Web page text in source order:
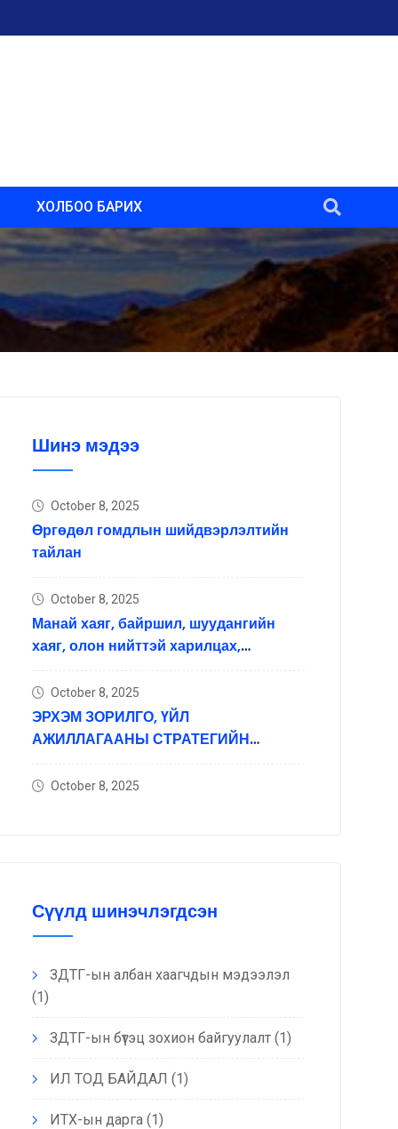
ХОЛБОО БАРИХ
Шинэ мэдээ
October 8, 2025
Өргөдөл гомдлын шийдвэрлэлтийн
тайлан
October 8, 2025
Манай хаяг, байршил, шуудангийн
хаяг, олон нийттэй харилцах,
сүлжээний хаяг
October 8, 2025
ЭРХЭМ ЗОРИЛГО, ҮЙЛ
АЖИЛЛАГААНЫ СТРАТЕГИЙН
October 8, 2025
Сүүлд шинэчлэгдсэн
ЗДТГ-ын албан хаагчдын мэдээлэл
(1)
ЗДТГ-ын бүтэц зохион байгуулалт(1)
ИЛ ТОД БАЙДАЛ (1)
ИТХ-ын дарга(1)